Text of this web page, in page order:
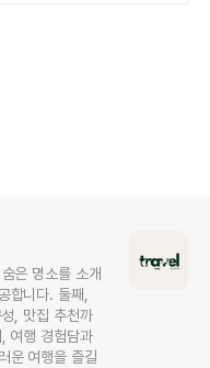
은 명소를 소개
합니다. 둘째,
, 맛집 추천까
여행 경험담과
운 여행을 즐길